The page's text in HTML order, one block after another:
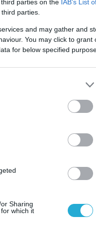
parties on the IAB’s List
parties.
and may gather and
You may click to grant
for below specified
Sharing
which it
51χρονο
στη συμβολή των
στον Κορυδαλλό. Δύο
για
άναψαν
ψυχραιμία τους και
προκαλώντας του